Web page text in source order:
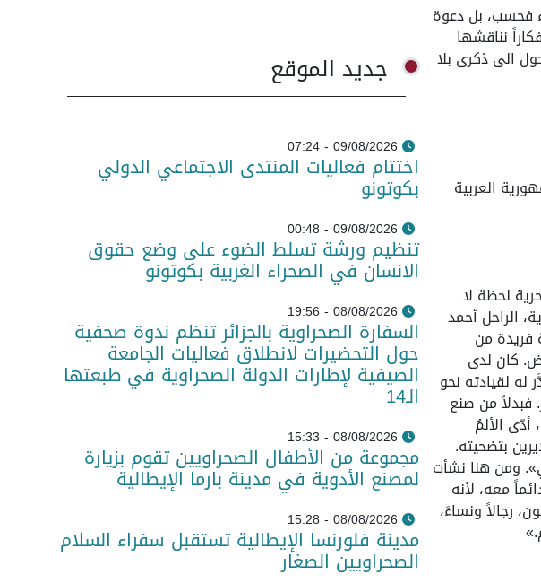
فحسب، بل دعوة
نناقشها
الى ذكرى بلا
العربية
لحظة لا
الراحل أحمد
فريدة من
كان لدى
لقيادته نحو
فبدلاً من صنع
الألمُ
بتضحيته.
ومن هنا نشأت
معه، لأنه
رجالاً ونساءً،
جديد الموقع
09/08/2026 - 07:24
اختتام فعاليات المنتدى الاجتماعي الدولي
بكوتونو
09/08/2026 - 00:48
تنظيم ورشة تسلط الضوء على وضع حقوق
الانسان في الصحراء الغربية بكوتونو
08/08/2026 - 19:56
السفارة الصحراوية بالجزائر تنظم ندوة صحفية
حول التحضيرات لانطلاق فعاليات الجامعة
الصيفية لإطارات الدولة الصحراوية في طبعتها
الـ14
08/08/2026 - 15:33
مجموعة من الأطفال الصحراويين تقوم بزيارة
لمصنع الأدوية في مدينة بارما الإيطالية
08/08/2026 - 15:28
مدينة فلورنسا الإيطالية تستقبل سفراء السلام
الصحراويين الصغار